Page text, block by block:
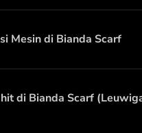
Mesin di Bianda Scarf
di Bianda Scarf